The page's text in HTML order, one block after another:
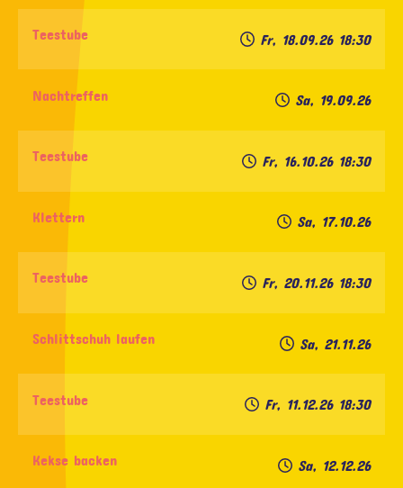
Teestube Fr, 18.09.26 18:30
Nachtreffen Sa, 19.09.26
Teestube Fr, 16.10.26 18:30
Klettern Sa, 17.10.26
Teestube Fr, 20.11.26 18:30
Schlittschuh laufen Sa, 21.11.26
Teestube Fr, 11.12.26 18:30
Kekse backen Sa, 12.12.26